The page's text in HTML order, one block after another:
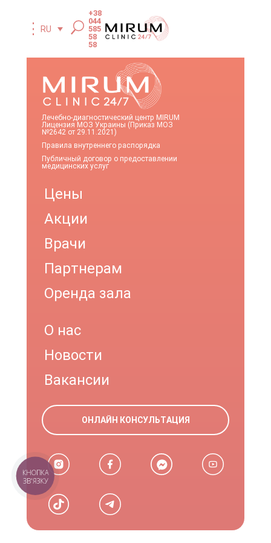
RU
+38
044
585
58
58
Лечебно-диагностический центр MIRUM
Лицензия МОЗ Украины (Приказ МОЗ
№2642 от 29.11.2021)
Правила внутреннего распорядка
Публичный договор о предоставлении
медицинских услуг
Цены
Акции
Врачи
Партнерам
Оренда зала
О нас
Новости
Вакансии
ОНЛАЙН КОНСУЛЬТАЦИЯ
КНОПКА
ЗВ'ЯЗКУ